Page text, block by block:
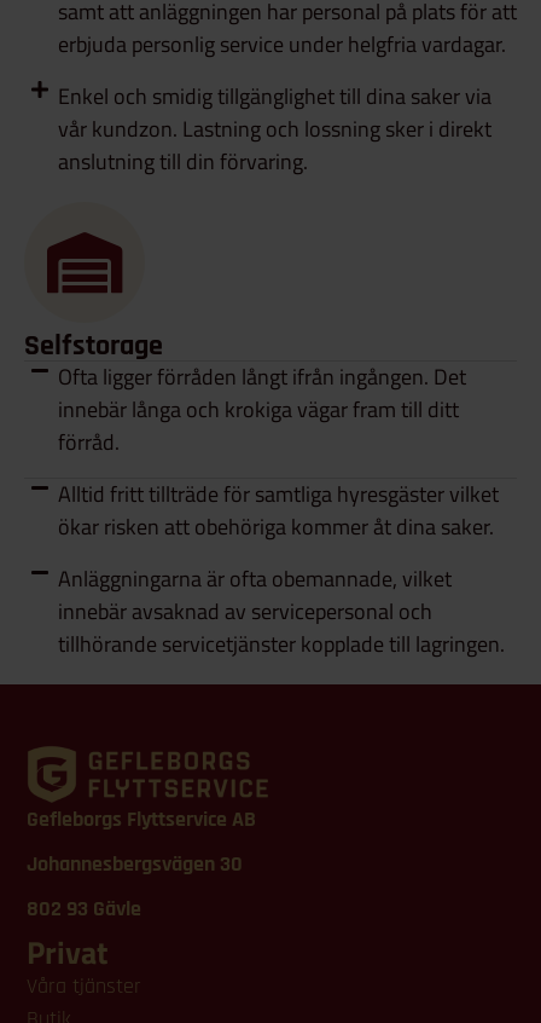
samt att anläggningen har personal på plats för att
erbjuda personlig service under helgfria vardagar.
Enkel och smidig tillgänglighet till dina saker via
vår kundzon. Lastning och lossning sker i direkt
anslutning till din förvaring.
Selfstorage
Ofta ligger förråden långt ifrån ingången. Det
innebär långa och krokiga vägar fram till ditt
förråd.
Alltid fritt tillträde för samtliga hyresgäster vilket
ökar risken att obehöriga kommer åt dina saker.
Anläggningarna är ofta obemannade, vilket
innebär avsaknad av servicepersonal och
tillhörande servicetjänster kopplade till lagringen.
Gefleborgs Flyttservice AB
Johannesbergsvägen 30
802 93 Gävle
Privat
Våra tjänster